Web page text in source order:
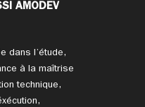
AMODEV
dans l’étude,
à la maîtrise
technique,